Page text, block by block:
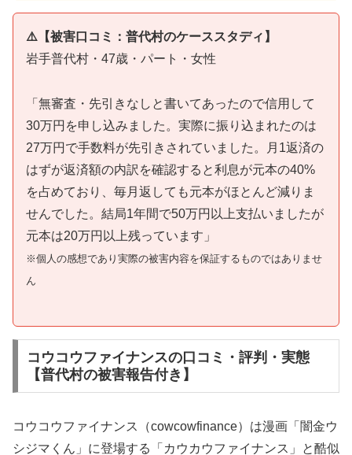
⚠️【被害口コミ：普代村のケーススタディ】
岩手普代村・47歳・パート・女性
「無審査・先引きなしと書いてあったので信用して
30万円を申し込みました。実際に振り込まれたのは
27万円で手数料が先引きされていました。月1返済の
はずが返済額の内訳を確認すると利息が元本の40%
を占めており、毎月返しても元本がほとんど減りま
せんでした。結局1年間で50万円以上支払いましたが
元本は20万円以上残っています」
※個人の感想であり実際の被害内容を保証するものではありませ
ん
コウコウファイナンスの口コミ・評判・実態
【普代村の被害報告付き】
コウコウファイナンス（cowcowfinance）は漫画「闇金ウ
シジマくん」に登場する「カウカウファイナンス」と酷似